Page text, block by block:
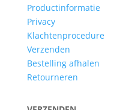
Productinformatie
Privacy
Klachtenprocedure
Verzenden
Bestelling afhalen
Retourneren